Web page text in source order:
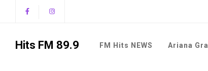
Hits FM 89.9 FM Hits NEWS Ariana